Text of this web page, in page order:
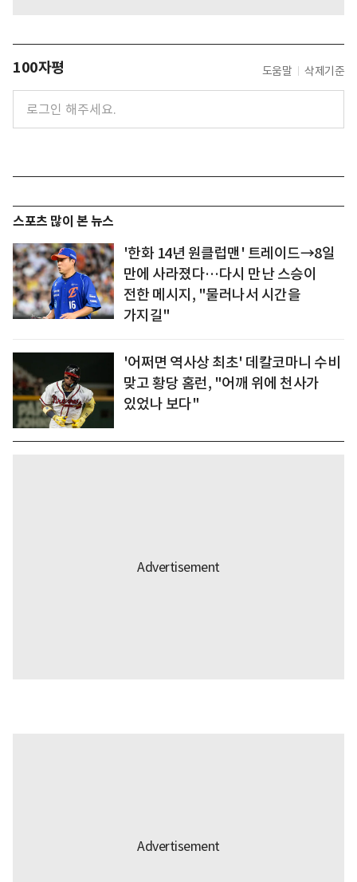
100자평 도움말 삭제기준
스포츠 많이 본 뉴스
'한화 14년 원클럽맨' 트레이드→8일
만에 사라졌다…다시 만난 스승이
전한 메시지, "물러나서 시간을
가지길"
'어쩌면 역사상 최초' 데칼코마니 수비
맞고 황당 홈런, "어깨 위에 천사가
있었나 보다"